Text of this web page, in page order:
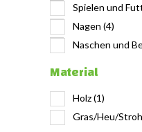
Spielen und
Nagen (4)
Naschen und
Material
Holz(1)
Gras/Heu/Stroh